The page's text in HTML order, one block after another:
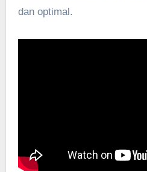
dan optimal.